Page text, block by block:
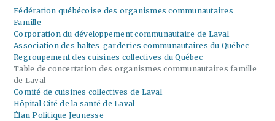
Fédération québécoise des organismes communautaires
Famille
Corporation du développement communautaire de Laval
Association des haltes-garderies communautaires du Québec
Regroupement des cuisines collectives du Québec
Table de concertation des organismes communautaires famille
de Laval
Comité de cuisines collectives de Laval
Hôpital Cité de la santé de Laval
Élan Politique Jeunesse